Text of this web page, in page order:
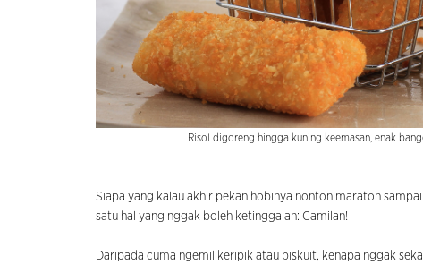
Risol digoreng hingga kuning keemasan, enak
Siapa yang kalau akhir pekan hobinya nonton maraton
satu hal yang nggak boleh ketinggalan: Camilan!
Daripada cuma ngemil keripik atau biskuit, kenapa nggak